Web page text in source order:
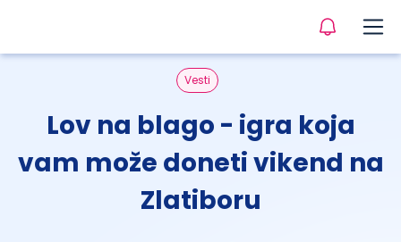
Vesti
Lov na blago - igra koja
vam može doneti vikend na
Zlatiboru